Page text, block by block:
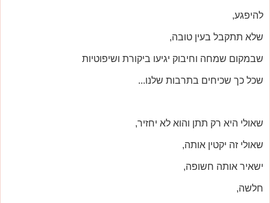
להיפגע,
שלא תתקבל בעין טובה,
שבמקום שמחה וחיבוק יגיעו ביקורת ושיפוטיות
שכל כך שכיחים בתרבות שלנו...
שאולי היא רק תתן והוא לא יחזיר,
שאולי זה יקטין אותה,
ישאיר אותה חשופה,
חלשה,